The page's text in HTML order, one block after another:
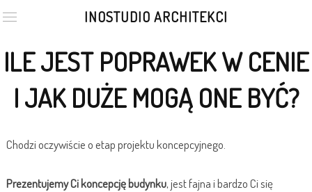
INOSTUDIO ARCHITEKCI
ILE JEST POPRAWEK W CENIE
I JAK DUŻE MOGĄ ONE BYĆ?
Chodzi oczywiście o etap projektu koncepcyjnego.
Prezentujemy Ci koncepcję budynku, jest fajna i bardzo Ci się